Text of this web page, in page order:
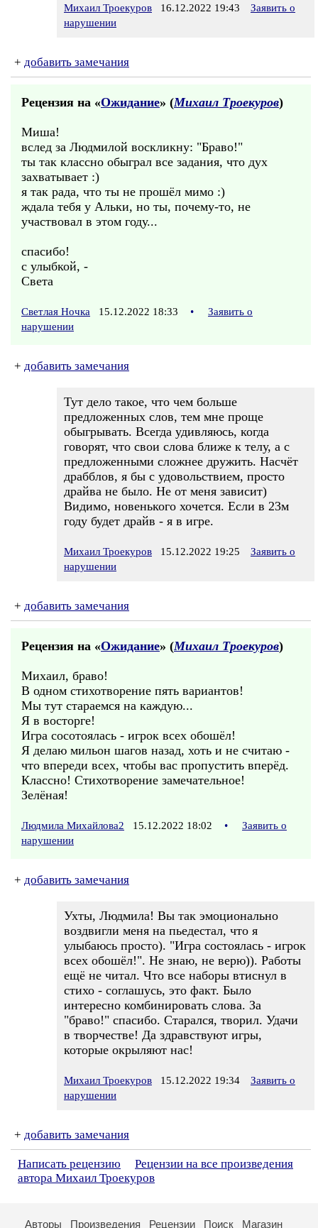
Михаил Троекуров 16.12.2022 19:43
Заявить о
нарушении
+ добавить замечания
Рецензия на «Ожидание» (Михаил Троекуров)
Миша!
вслед за Людмилой воскликну: "Браво!"
ты так классно обыграл все задания, что дух
захватывает :)
я так рада, что ты не прошёл мимо :)
ждала тебя у Альки, но ты, почему-то, не
участвовал в этом году...
спасибо!
с улыбкой, -
Света
Светлая Ночка 15.12.2022 18:33 •
Заявить о
нарушении
+ добавить замечания
Тут дело такое, что чем больше
предложенных слов, тем мне проще
обыгрывать. Всегда удивляюсь, когда
говорят, что свои слова ближе к телу, а с
предложенными сложнее дружить. Насчёт
драбблов, я бы с удовольствием, просто
драйва не было. Не от меня зависит)
Видимо, новенького хочется. Если в 23м
году будет драйв - я в игре.
Михаил Троекуров 15.12.2022 19:25
Заявить о
нарушении
+ добавить замечания
Рецензия на «Ожидание» (Михаил Троекуров)
Михаил, браво!
В одном стихотворение пять вариантов!
Мы тут стараемся на каждую...
Я в восторге!
Игра сосотоялась - игрок всех обошёл!
Я делаю мильон шагов назад, хоть и не считаю -
что впереди всех, чтобы вас пропустить вперёд.
Классно! Стихотворение замечательное!
Зелёная!
Людмила Михайлова2 15.12.2022 18:02 •
Заявить о
нарушении
+ добавить замечания
Ухты, Людмила! Вы так эмоционально
воздвигли меня на пьедестал, что я
улыбаюсь просто). "Игра состоялась - игрок
всех обошёл!". Не знаю, не верю)). Работы
ещё не читал. Что все наборы втиснул в
стихо - соглашусь, это факт. Было
интересно комбинировать слова. За
"браво!" спасибо. Старался, творил. Удачи
в творчестве! Да здравствуют игры,
которые окрыляют нас!
Михаил Троекуров 15.12.2022 19:34
Заявить о
нарушении
+ добавить замечания
Написать рецензию
Рецензии на все произведения
автора Михаил Троекуров
Авторы Произведения Рецензии Поиск Магазин